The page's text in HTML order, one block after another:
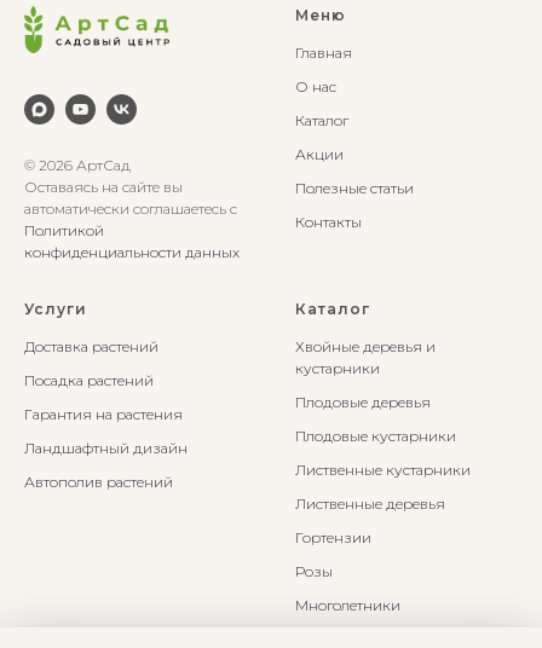
© 2026 АртСад
Оставаясь на сайте вы
автоматически соглашаетесь с
Политикой
конфиденциальности данных
Меню
Главная
О нас
Каталог
Акции
Полезные статьи
Контакты
Услуги
Доставка растений
Посадка растений
Гарантия на растения
Ландшафтный дизайн
Автополив растений
Каталог
Хвойные деревья и
кустарники
Плодовые деревья
Плодовые кустарники
Лиственные кустарники
Лиственные деревья
Гортензии
Розы
Многолетники